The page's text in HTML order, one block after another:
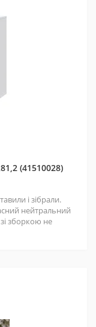
(41510028)
і зібрали.
нейтральний
зборкою не